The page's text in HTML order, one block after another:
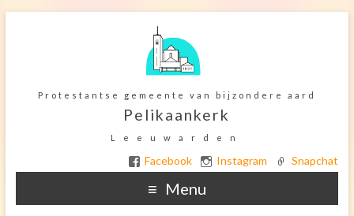
Protestantse gemeente van bijzondere aard
Pelikaankerk
Leeuwarden
Facebook Instagram Snapchat
Menu